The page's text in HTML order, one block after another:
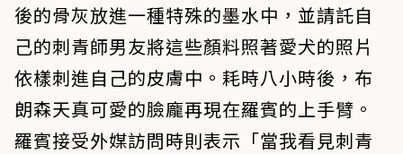
後的骨灰放進一種特殊的墨水中，並請託自
己的刺青師男友將這些顏料照著愛犬的照片
依樣刺進自己的皮膚中。耗時八小時後，布
朗森天真可愛的臉龐再現在羅賓的上手臂。
羅賓接受外媒訪問時則表示「當我看見刺青